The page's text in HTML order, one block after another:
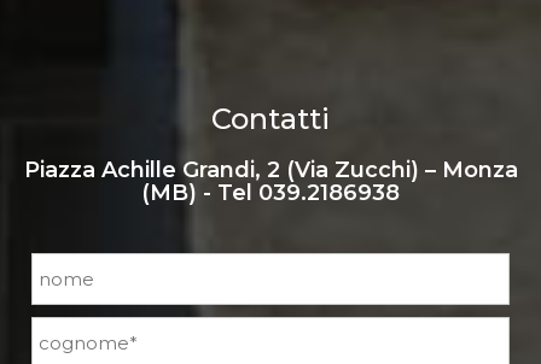
Contatti
Piazza Achille Grandi, 2 (Via Zucchi) – Monza
(MB) - Tel 039.2186938